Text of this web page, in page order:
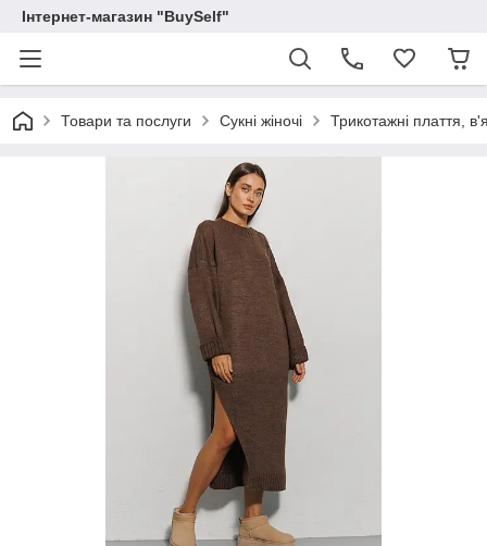
Інтернет-магазин "BuySelf"
Товари та послуги Сукні жіночі Трикотажні плаття,